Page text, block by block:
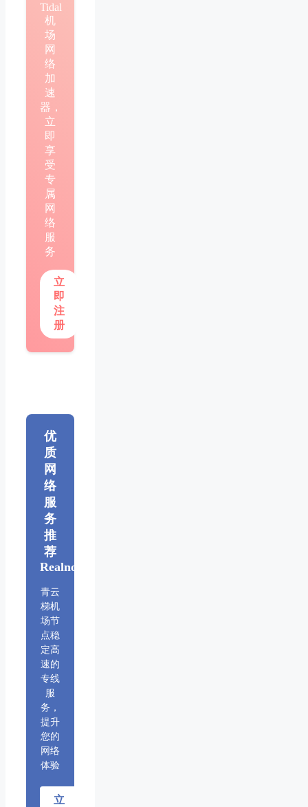
Tidal
机
场
网
络
加
速
器，
立
即
享
受
专
属
网
络
服
务
立
即
注
册
优
质
网
络
服
务
推
荐
Realnode
青云
梯机
场节
点稳
定高
速的
专线
服
务，
提升
您的
网络
体验
立